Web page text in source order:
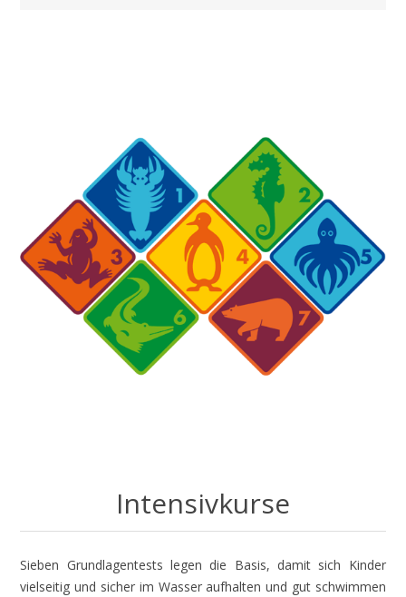
Intensivkurse
Sieben Grundlagentests legen die Basis, damit sich Kinder
vielseitig und sicher im Wasser aufhalten und gut schwimmen